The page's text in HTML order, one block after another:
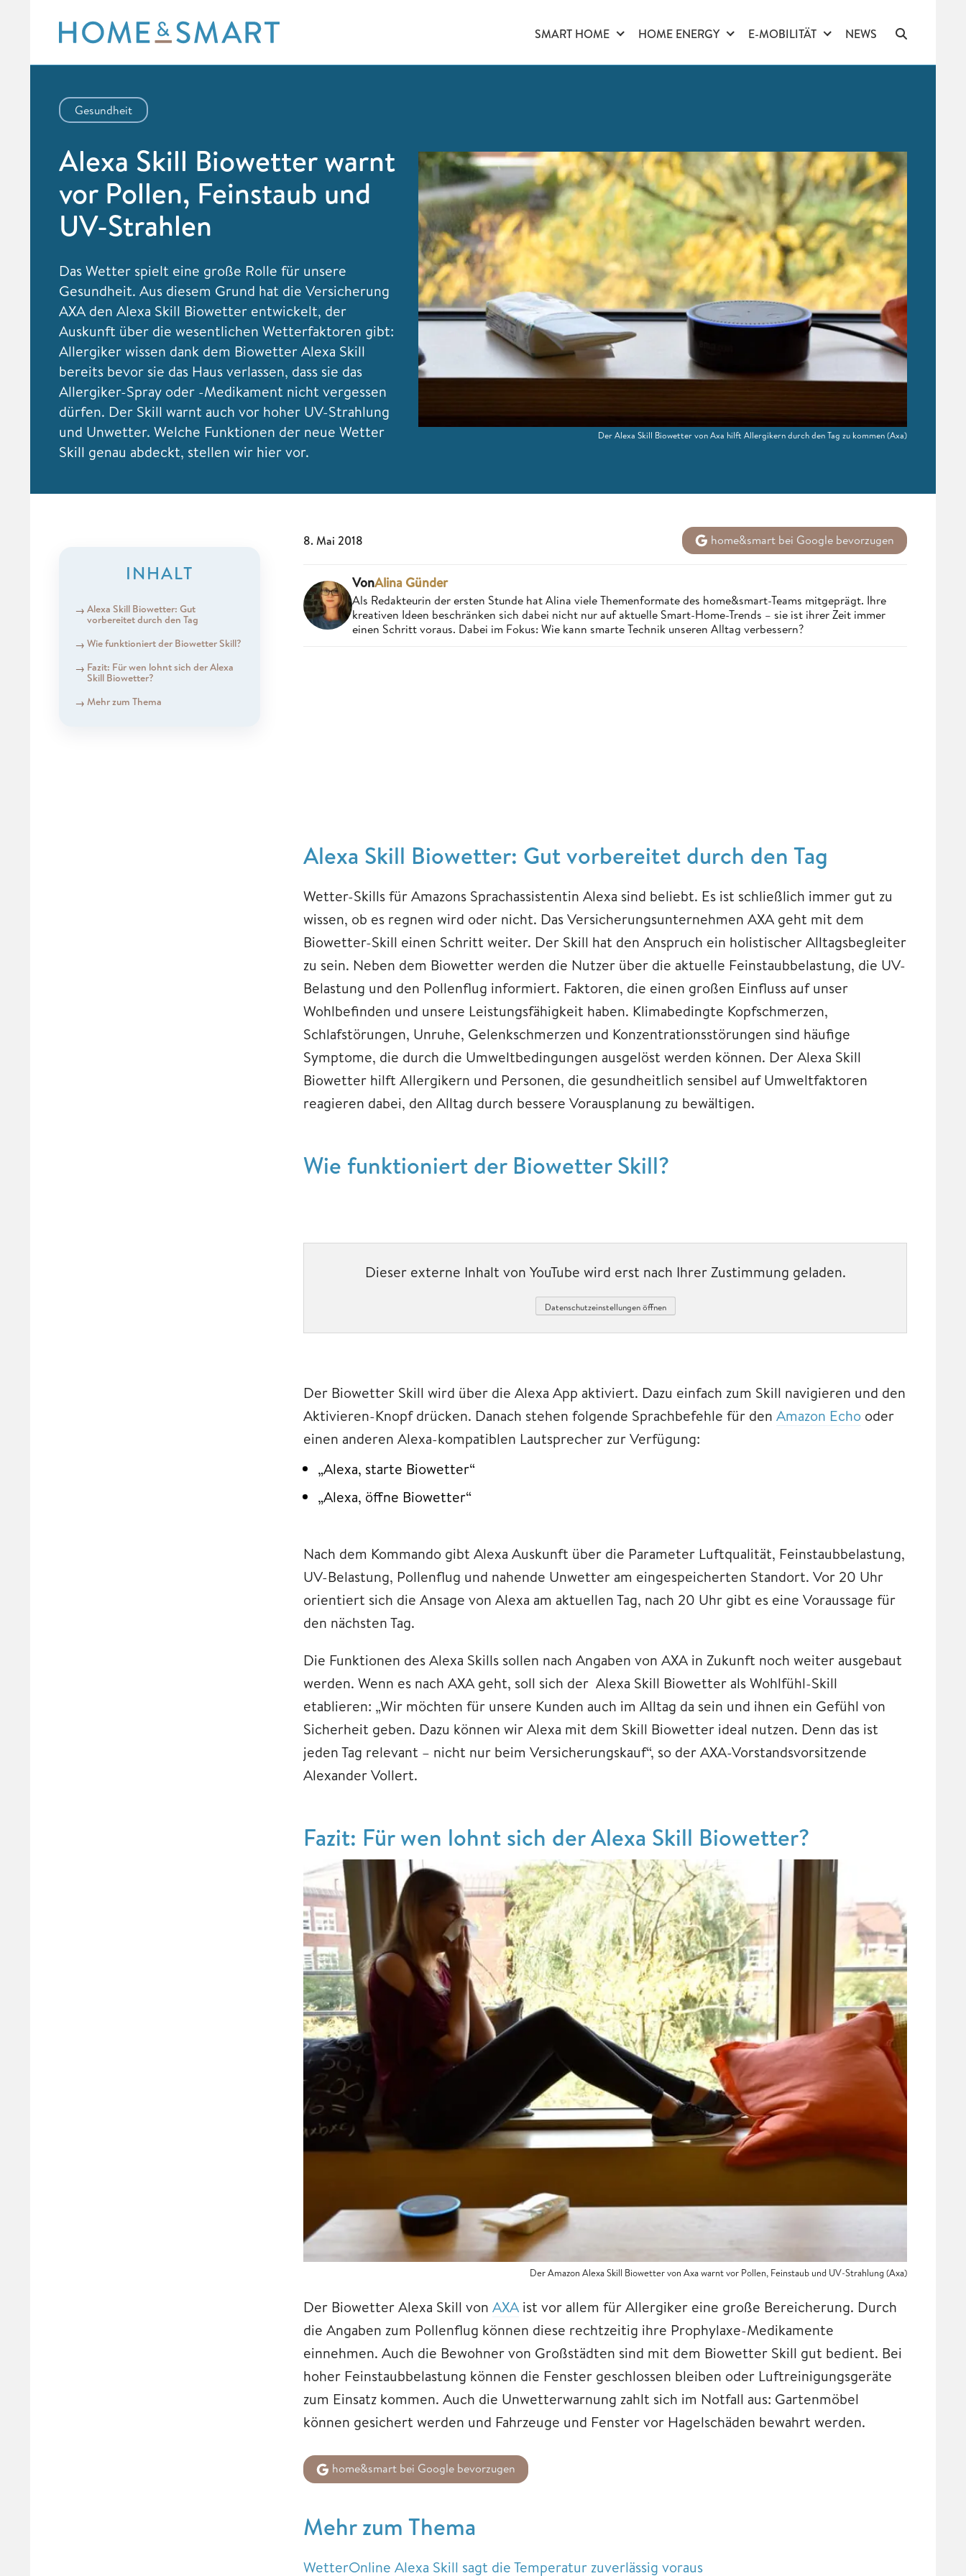
content
SMART HOME HOME ENERGY E-MOBILITÄT NEWS
Gesundheit
Alexa Skill Biowetter warnt
vor Pollen, Feinstaub und
UV-Strahlen
Das Wetter spielt eine große Rolle für unsere
Gesundheit. Aus diesem Grund hat die Versicherung
AXA den Alexa Skill Biowetter entwickelt, der
Auskunft über die wesentlichen Wetterfaktoren gibt:
Allergiker wissen dank dem Biowetter Alexa Skill
bereits bevor sie das Haus verlassen, dass sie das
Allergiker-Spray oder -Medikament nicht vergessen
dürfen. Der Skill warnt auch vor hoher UV-Strahlung
und Unwetter. Welche Funktionen der neue Wetter
Skill genau abdeckt, stellen wir hier vor.
Der Alexa Skill Biowetter von Axa hilft Allergikern durch den Tag zu kommen(Axa)
INHALT
Alexa Skill Biowetter: Gut
vorbereitet durch den Tag
Wie funktioniert der Biowetter Skill?
Fazit: Für wen lohnt sich der Alexa
Skill Biowetter?
Mehr zum Thema
8. Mai 2018 home&smart bei Google bevorzugen
VonAlina Günder
Als Redakteurin der ersten Stunde hat Alina viele Themenformate des home&smart-Teams mitgeprägt. Ihre
kreativen Ideen beschränken sich dabei nicht nur auf aktuelle Smart-Home-Trends – sie ist ihrer Zeit immer
einen Schritt voraus. Dabei im Fokus: Wie kann smarte Technik unseren Alltag verbessern?
Alexa Skill Biowetter: Gut vorbereitet durch den Tag
Wetter-Skills für Amazons Sprachassistentin Alexa sind beliebt. Es ist schließlich immer gut zu
wissen, ob es regnen wird oder nicht. Das Versicherungsunternehmen AXA geht mit dem
Biowetter-Skill einen Schritt weiter. Der Skill hat den Anspruch ein holistischer Alltagsbegleiter
zu sein. Neben dem Biowetter werden die Nutzer über die aktuelle Feinstaubbelastung, die UV-
Belastung und den Pollenflug informiert. Faktoren, die einen großen Einfluss auf unser
Wohlbefinden und unsere Leistungsfähigkeit haben. Klimabedingte Kopfschmerzen,
Schlafstörungen, Unruhe, Gelenkschmerzen und Konzentrationsstörungen sind häufige
Symptome, die durch die Umweltbedingungen ausgelöst werden können. Der Alexa Skill
Biowetter hilft Allergikern und Personen, die gesundheitlich sensibel auf Umweltfaktoren
reagieren dabei, den Alltag durch bessere Vorausplanung zu bewältigen.
Wie funktioniert der Biowetter Skill?
Dieser externe Inhalt von YouTube wird erst nach Ihrer Zustimmung geladen.
Datenschutzeinstellungen öffnen
Der Biowetter Skill wird über die Alexa App aktiviert. Dazu einfach zum Skill navigieren und den
Aktivieren-Knopf drücken. Danach stehen folgende Sprachbefehle für den Amazon Echo oder
einen anderen Alexa-kompatiblen Lautsprecher zur Verfügung:
„Alexa, starte Biowetter“
„Alexa, öffne Biowetter“
Nach dem Kommando gibt Alexa Auskunft über die Parameter Luftqualität, Feinstaubbelastung,
UV-Belastung, Pollenflug und nahende Unwetter am eingespeicherten Standort. Vor 20 Uhr
orientiert sich die Ansage von Alexa am aktuellen Tag, nach 20 Uhr gibt es eine Voraussage für
den nächsten Tag.
Die Funktionen des Alexa Skills sollen nach Angaben von AXA in Zukunft noch weiter ausgebaut
werden. Wenn es nach AXA geht, soll sich der Alexa Skill Biowetter als Wohlfühl-Skill
etablieren: „Wir möchten für unsere Kunden auch im Alltag da sein und ihnen ein Gefühl von
Sicherheit geben. Dazu können wir Alexa mit dem Skill Biowetter ideal nutzen. Denn das ist
jeden Tag relevant – nicht nur beim Versicherungskauf“, so der AXA-Vorstandsvorsitzende
Alexander Vollert.
Fazit: Für wen lohnt sich der Alexa Skill Biowetter?
Der Amazon Alexa Skill Biowetter von Axa warnt vor Pollen, Feinstaub und UV-Strahlung (Axa)
Der Biowetter Alexa Skill von AXA ist vor allem für Allergiker eine große Bereicherung. Durch
die Angaben zum Pollenflug können diese rechtzeitig ihre Prophylaxe-Medikamente
einnehmen. Auch die Bewohner von Großstädten sind mit dem Biowetter Skill gut bedient. Bei
hoher Feinstaubbelastung können die Fenster geschlossen bleiben oder Luftreinigungsgeräte
zum Einsatz kommen. Auch die Unwetterwarnung zahlt sich im Notfall aus: Gartenmöbel
können gesichert werden und Fahrzeuge und Fenster vor Hagelschäden bewahrt werden.
home&smart bei Google bevorzugen
Mehr zum Thema
WetterOnline Alexa Skill sagt die Temperatur zuverlässig voraus